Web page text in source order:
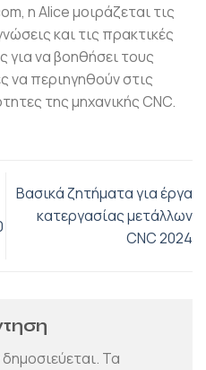
η Alice μοιράζεται τις
και τις πρακτικές
για να βοηθήσει τους
να περιηγηθούν στις
της μηχανικής CNC.
Βασικά ζητήματα για έργα
κατεργασίας μετάλλων
CNC 2024
Τα